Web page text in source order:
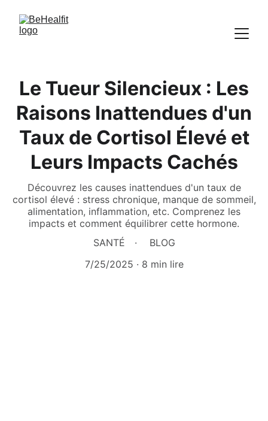
Le Tueur Silencieux : Les
Raisons Inattendues d'un
Taux de Cortisol Élevé et
Leurs Impacts Cachés
Découvrez les causes inattendues d'un taux de
cortisol élevé : stress chronique, manque de sommeil,
alimentation, inflammation, etc. Comprenez les
impacts et comment équilibrer cette hormone.
SANTÉ
BLOG
7/25/2025
8 min lire